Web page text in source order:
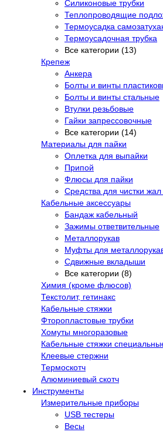
Силиконовые трубки
Теплопроводящие
Термоусадка
Термоусадочная трубка
Все категории (13)
Крепеж
Анкера
Болты и винты
Болты и винты стальные
Втулки резьбовые
Гайки запрессовочные
Все категории (14)
Материалы для пайки
Оплетка для выпайки
Припой
Флюсы для пайки
Средства для чистки
Кабельные аксессуары
Бандаж кабельный
Зажимы ответвительные
Металлорукав
Муфты для
Сдвижные вкладыши
Все категории (8)
Химия (кроме флюсов)
Текстолит, гетинакс
Кабельные стяжки
Фторопластовые трубки
Хомуты многоразовые
Кабельные стяжки
Клеевые стержни
Термоскотч
Алюминиевый скотч
Инструменты
Измерительные приборы
USB тестеры
Весы